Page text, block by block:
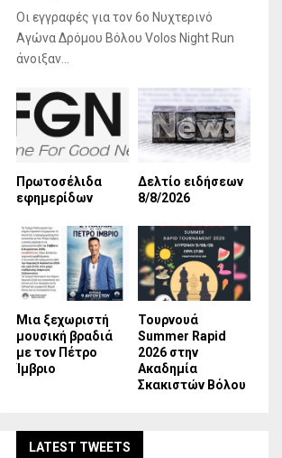
Οι εγγραφές για τον 6ο Νυχτερινό
Αγώνα Δρόμου Βόλου Volos Night Run
άνοιξαν...
Πρωτοσέλιδα
εφημερίδων
Δελτίο ειδήσεων
8/8/2026
Mια ξεχωριστή
μουσική βραδιά
με τον Πέτρο
Ίμβριο
Τουρνουά
Summer Rapid
2026 στην
Ακαδημία
Σκακιστών Βόλου
LATEST TWEETS